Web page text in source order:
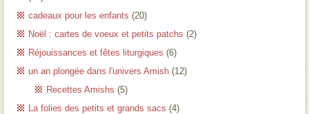
cadeaux pour les enfants (20)
Noël : cartes de voeux et petits patchs (2)
Réjouissances et fêtes liturgiques (6)
un an plongée dans l'univers Amish (12)
Recettes Amishs (5)
La folies des petits et grands sacs (4)